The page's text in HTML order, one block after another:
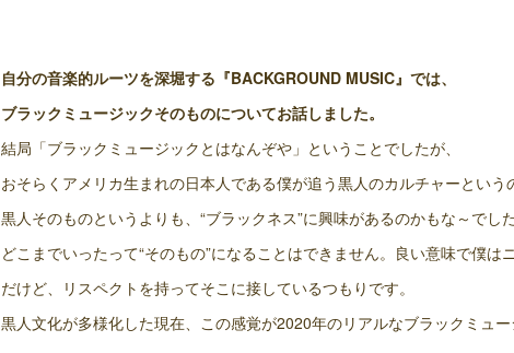
自分の音楽的ルーツを深堀する『BACKGROUND MUSIC』では、
ブラックミュージックそのものについてお話しました。
結局「ブラックミュージックとはなんぞや」ということでしたが、
おそらくアメリカ生まれの日本人である僕が追う黒人のカルチャーという
黒人そのものというよりも、“ブラックネス”に興味があるのかもな～でした
どこまでいったって“そのもの”になることはできません。良い意味で僕は
だけど、リスペクトを持ってそこに接しているつもりです。
黒人文化が多様化した現在、この感覚が2020年のリアルなブラックミュー